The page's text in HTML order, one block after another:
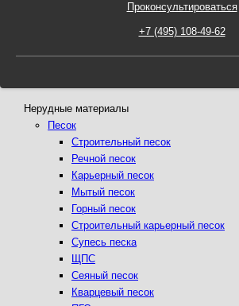
Проконсультироваться
Нерудные материалы
Песок
Строительный песок
Речной песок
Карьерный песок
Мытый песок
Горный песок
Строительный карьерный песок
Супесь песка
ЩПС
Сеяный песок
Кварцевый песок